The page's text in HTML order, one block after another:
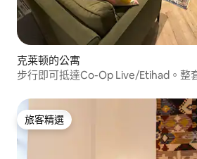
克莱顿的公寓
步行即可抵達Co-Op Live/Etihad。整
旅客精選
旅客精選